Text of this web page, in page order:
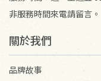
非服務時間來電請留言。
關於我們
品牌故事